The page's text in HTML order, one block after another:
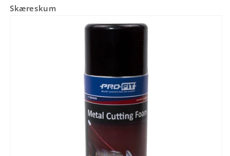
Skæreskum